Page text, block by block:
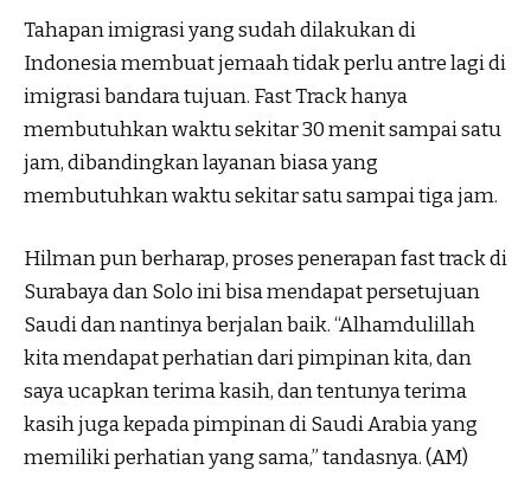
Tahapan imigrasi yang sudah dilakukan di
Indonesia membuat jemaah tidak perlu antre lagi di
imigrasi bandara tujuan. Fast Track hanya
membutuhkan waktu sekitar 30 menit sampai satu
jam, dibandingkan layanan biasa yang
membutuhkan waktu sekitar satu sampai tiga jam.
Hilman pun berharap, proses penerapan fast track di
Surabaya dan Solo ini bisa mendapat persetujuan
Saudi dan nantinya berjalan baik. “Alhamdulillah
kita mendapat perhatian dari pimpinan kita, dan
saya ucapkan terima kasih, dan tentunya terima
kasih juga kepada pimpinan di Saudi Arabia yang
memiliki perhatian yang sama,” tandasnya. (AM)